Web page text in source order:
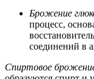
Брожение
процесс,
соединений в
Спиртовое